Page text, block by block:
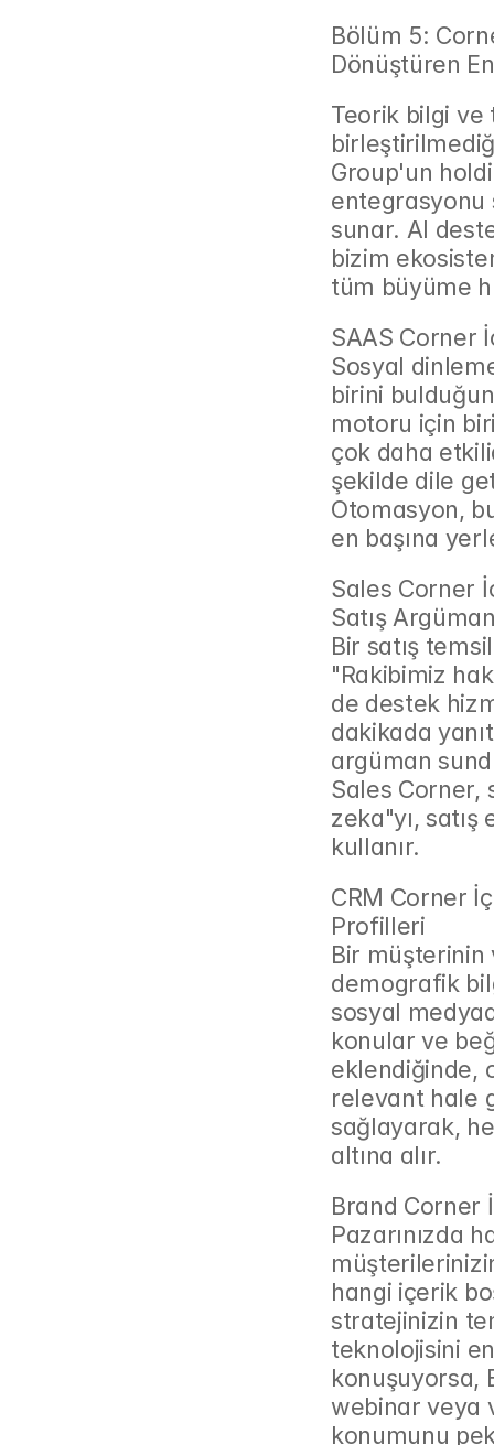
Bölüm 5:
Dönüştüren
Teorik bilgi
Group'un
entegrasyonu
sunar. AI
bizim
tüm büyüme
SAAS Corner
Sosyal
birini
motoru için
çok daha
şekilde dile
Otomasyon,
en başına
Sales Corner
Satış
Bir satış
"Rakibimiz
de destek
dakikada
argüman
Sales Corner,
zeka"yı,
kullanır.
CRM Corner
Profilleri
Bir
demografik
sosyal
konular ve
eklendiğinde,
relevant hale
sağlayarak,
altına alır.
Brand Corner
Pazarınızda
hangi içerik
stratejinizin
teknolojisini
konuşuyorsa,
webinar veya
konumunu